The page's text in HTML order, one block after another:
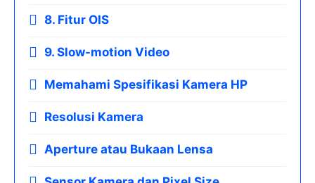
8. Fitur OIS
9. Slow-motion Video
Memahami Spesifikasi Kamera HP
Resolusi Kamera
Aperture atau Bukaan Lensa